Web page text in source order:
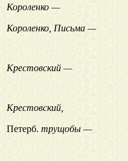
Короленко —
Короленко, Письма —
Крестовский —
Крестовский,
Петерб. трущобы —